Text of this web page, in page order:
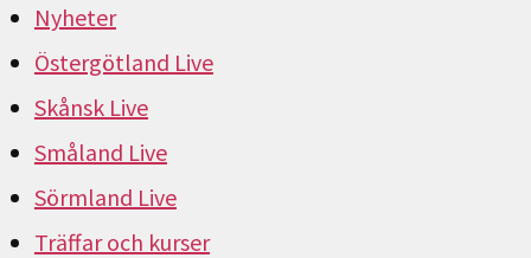
Nyheter
Östergötland Live
Skånsk Live
Småland Live
Sörmland Live
Träffar och kurser